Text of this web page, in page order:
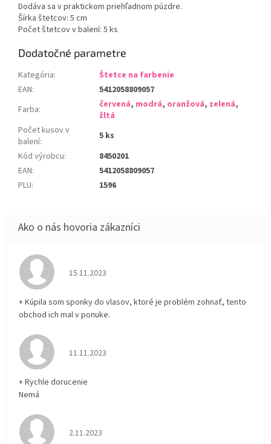
Dodáva sa v praktickom priehľadnom púzdre.
Šírka štetcov: 5 cm
Počet štetcov v balení: 5 ks
Dodatočné parametre
Kategória:
Štetce na farbenie
EAN:
5412058809057
Farba: červená, modrá, oranžová, zelená,
žltá
Počet kusov v
balení:
5 ks
Kód výrobcu:
8450201
EAN:
5412058809057
PLU: 1596
Hodnotenie obchodu je 5 z 5 hviezdičiek.
15.11.2023
+ Kúpila som sponky do vlasov, ktoré je problém zohnať, tento
obchod ich mal v ponuke.
Hodnotenie obchodu je 5 z 5 hviezdičiek.
11.11.2023
+ Rychle dorucenie
Nemá
Hodnotenie obchodu je 5 z 5 hviezdičiek.
2.11.2023